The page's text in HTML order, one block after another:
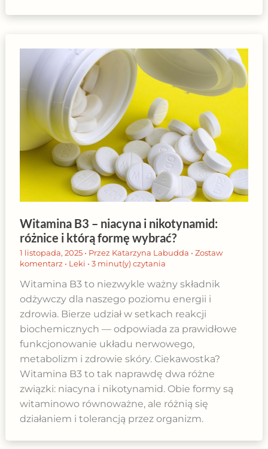
Witamina B3 – niacyna i nikotynamid:
różnice i którą formę wybrać?
1 listopada, 2025 • Przez Katarzyna Labudda • Zostaw
komentarz • Leki • 3 minut(y) czytania
Witamina B3 to niezwykle ważny składnik
odżywczy dla naszego poziomu energii i
zdrowia. Bierze udział w setkach reakcji
biochemicznych — odpowiada za prawidłowe
funkcjonowanie układu nerwowego,
metabolizm i zdrowie skóry. Ciekawostka?
Witamina B3 to tak naprawdę dwa różne
związki: niacyna i nikotynamid. Obie formy są
witaminowo równoważne, ale różnią się
działaniem i tolerancją przez organizm.